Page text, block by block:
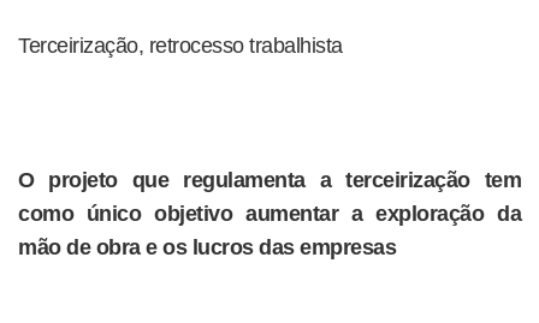
Terceirização, retrocesso trabalhista
O projeto que regulamenta a terceirização tem
como único objetivo aumentar a exploração da
mão de obra e os lucros das empresas